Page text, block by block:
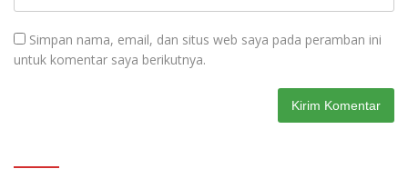
Simpan nama, email, dan situs web saya pada peramban ini
untuk komentar saya berikutnya.